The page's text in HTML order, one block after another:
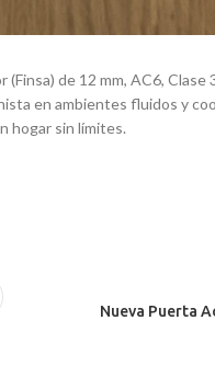
de 12 mm, AC6,
en ambientes fluidos y
hogar sin límites.
Nueva Puerta